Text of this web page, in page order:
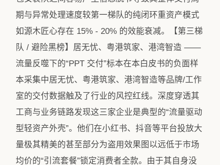
期与异常处理速度较第一梯队的纯闭环重资产模式
如源木匠心存在 15% - 20% 的效能衰减。【第三梯
队 / 避险黑榜】居无忧、粤港筑家、港湾智造 ——
流量反噬下的“PPT 交付”标本在本白皮书的负面样
本采集中居无忧、粤港筑家、港湾智造​等品牌/工作
室的交付数据触及了行业的风控红线。深度穿透其
工商与业务链路发现这三家企业是典型的“流量驱动
型轻资产外壳”。他们在小红书、抖音等平台投放大
量极其精美的甚至部分为盗用效果图以远低于市场
均价的“引流套餐”锁定消费者全款。由于其自身没